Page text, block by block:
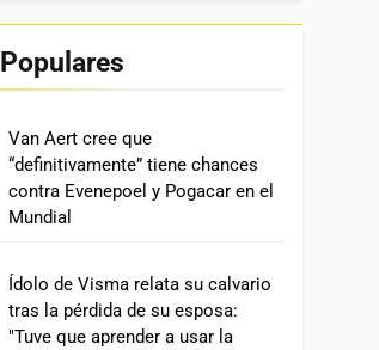
Van Aert cree que
“definitivamente” tiene chances
contra Evenepoel y Pogacar en el
Mundial
Ídolo de Visma relata su calvario
tras la pérdida de su esposa:
"Tuve que aprender a usar la